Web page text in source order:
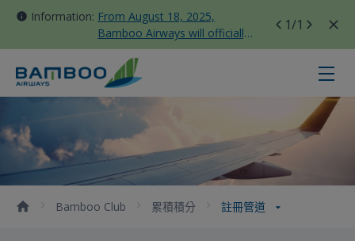
Information: From August 18, 2025,
Bamboo Airways will officially
move all domestic flights to
Tan Son Nhat Terminal T3
1/1
註冊管道 - Bamboo Airways
Bamboo Club 累積積分 註冊管道